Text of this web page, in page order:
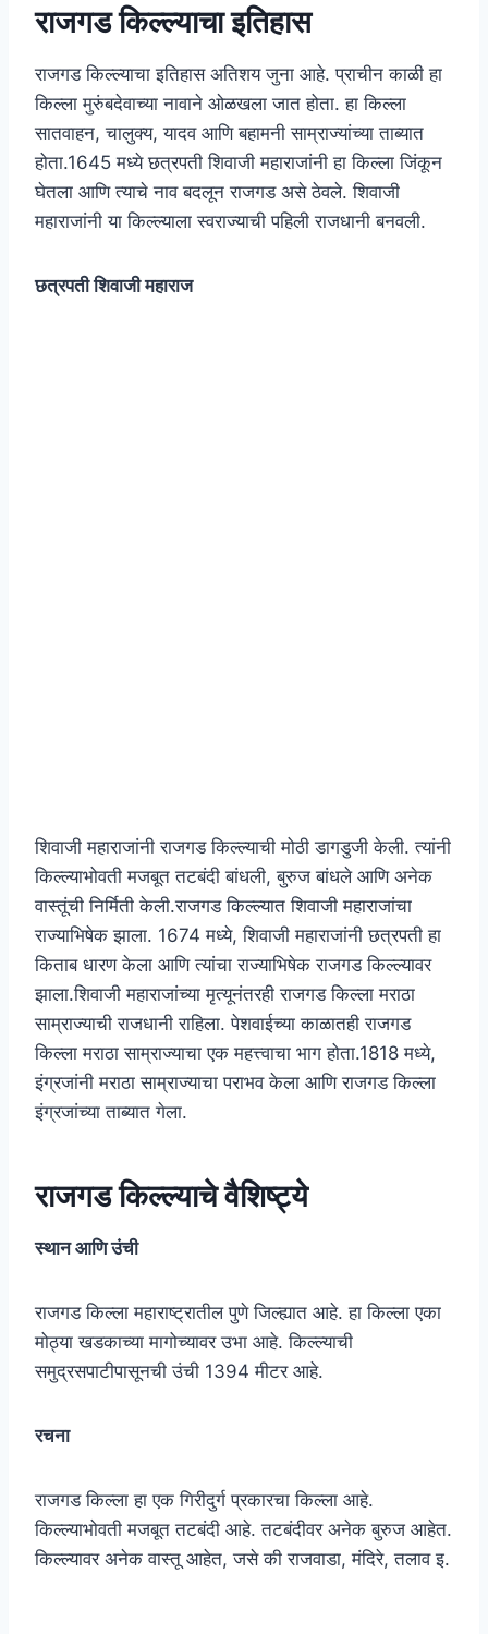
राजगड किल्ल्याचा इतिहास
राजगड किल्ल्याचा इतिहास अतिशय जुना आहे. प्राचीन काळी हा
किल्ला मुरुंबदेवाच्या नावाने ओळखला जात होता. हा किल्ला
सातवाहन, चालुक्य, यादव आणि बहामनी साम्राज्यांच्या ताब्यात
होता.1645 मध्ये छत्रपती शिवाजी महाराजांनी हा किल्ला जिंकून
घेतला आणि त्याचे नाव बदलून राजगड असे ठेवले. शिवाजी
महाराजांनी या किल्ल्याला स्वराज्याची पहिली राजधानी बनवली.
छत्रपती शिवाजी महाराज
शिवाजी महाराजांनी राजगड किल्ल्याची मोठी डागडुजी केली. त्यांनी
किल्ल्याभोवती मजबूत तटबंदी बांधली, बुरुज बांधले आणि अनेक
वास्तूंची निर्मिती केली.राजगड किल्ल्यात शिवाजी महाराजांचा
राज्याभिषेक झाला. 1674 मध्ये, शिवाजी महाराजांनी छत्रपती हा
किताब धारण केला आणि त्यांचा राज्याभिषेक राजगड किल्ल्यावर
झाला.शिवाजी महाराजांच्या मृत्यूनंतरही राजगड किल्ला मराठा
साम्राज्याची राजधानी राहिला. पेशवाईच्या काळातही राजगड
किल्ला मराठा साम्राज्याचा एक महत्त्वाचा भाग होता.1818 मध्ये,
इंग्रजांनी मराठा साम्राज्याचा पराभव केला आणि राजगड किल्ला
इंग्रजांच्या ताब्यात गेला.
राजगड किल्ल्याचे वैशिष्ट्ये
स्थान आणि उंची
राजगड किल्ला महाराष्ट्रातील पुणे जिल्ह्यात आहे. हा किल्ला एका
मोठ्या खडकाच्या मागोच्यावर उभा आहे. किल्ल्याची
समुद्रसपाटीपासूनची उंची 1394 मीटर आहे.
रचना
राजगड किल्ला हा एक गिरीदुर्ग प्रकारचा किल्ला आहे.
किल्ल्याभोवती मजबूत तटबंदी आहे. तटबंदीवर अनेक बुरुज आहेत.
किल्ल्यावर अनेक वास्तू आहेत, जसे की राजवाडा, मंदिरे, तलाव इ.